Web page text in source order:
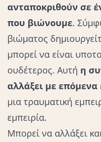
ανταποκριθούν σε
που βιώνουμε.
βιώματος
μπορεί να είναι
ουδέτερος. Αυτή η
αλλάξει με
μια τραυματική
εμπειρία.
Μπορεί να αλλάξει